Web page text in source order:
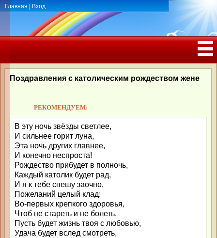
Главная Вход
РОЖДЕНИЯ, ЮБИЛЕЕМ
Поздравления с католическим рождеством жене
РЕКОМЕНДУЕМ:
В эту ночь звёзды светлее,
И сильнее горит луна,
Эта ночь других главнее,
И конечно неспроста!
Рождество прибудет в полночь,
Каждый католик будет рад,
И я к тебе спешу заочно,
Пожеланий целый клад:
Во-первых крепкого здоровья,
Чтоб не стареть и не болеть,
Пусть будет жизнь твоя с любовью,
Удача будет вслед смотреть,